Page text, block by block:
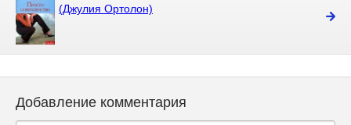
(Джулия Ортолон)
Добавление комментария